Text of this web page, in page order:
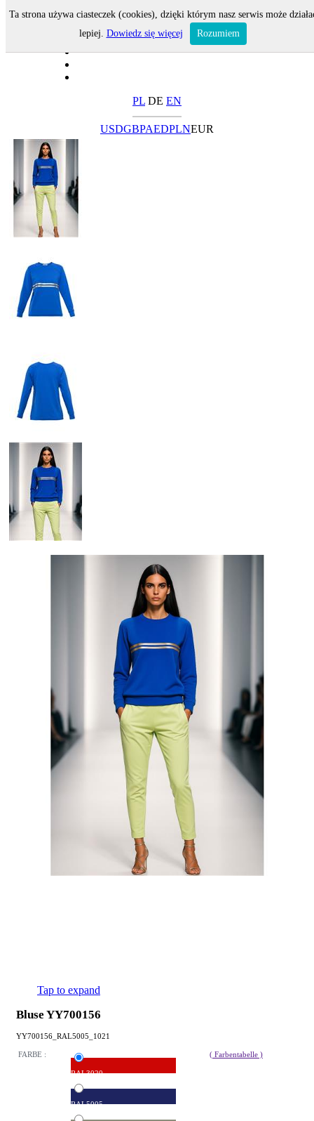
PL DE EN
USDGBPAEDPLNEUR
Tap to expand
Bluse YY700156
YY700156_RAL5005_1021
FARBE :
RAL3020
RAL5005
( Farbentabelle )
Ta strona używa ciasteczek (cookies), dzięki którym nasz serwis może
lepiej. Dowiedz się więcej Rozumiem